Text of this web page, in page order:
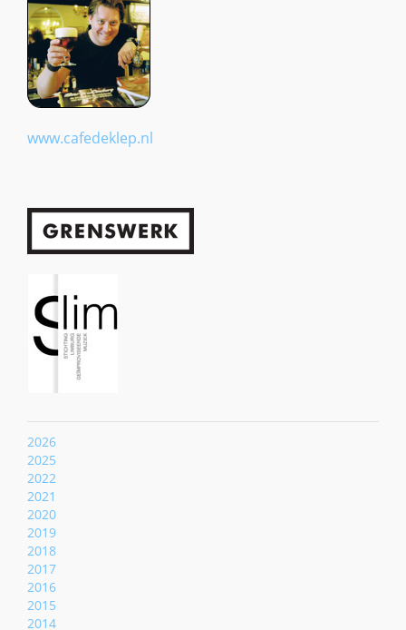
www.cafedeklep.nl
2026
2025
2022
2021
2020
2019
2018
2017
2016
2015
2014